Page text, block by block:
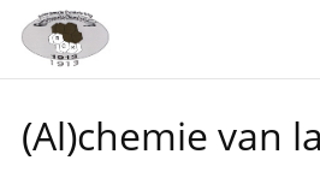
links
naar
de
(Al)chemie van